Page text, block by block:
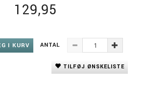
129,95
I KURV ANTAL
TILFØJ ØNSKELISTE